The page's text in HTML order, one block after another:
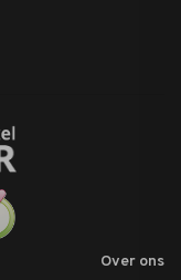
Over ons